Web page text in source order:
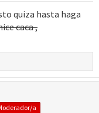
quiza hasta haga
caca ,
a